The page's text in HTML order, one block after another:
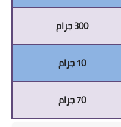
300 جرام
10 جرام
70 جرام